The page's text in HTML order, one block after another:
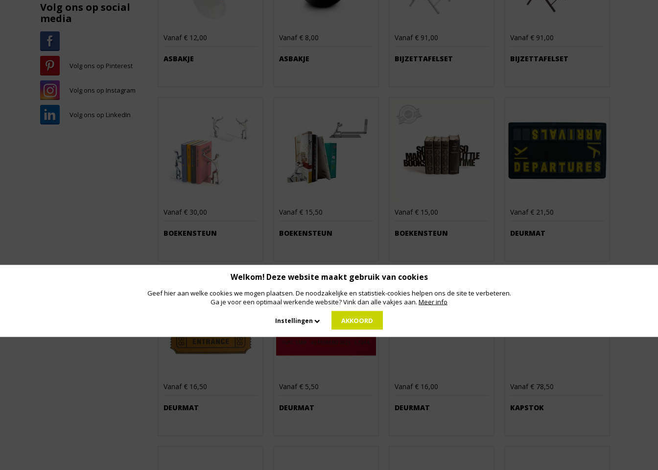
Volg ons op social
media
Volg ons op Pinterest
Volg ons op Instagram
Volg ons op LinkedIn
Vanaf € 12,00
ASBAKJE
Vanaf € 8,00
ASBAKJE
Vanaf € 91,00
BIJZETTAFELSET
Vanaf € 91,00
BIJZETTAFELSET
Vanaf € 30,00
BOEKENSTEUN
Vanaf € 15,50
BOEKENSTEUN
Vanaf € 15,00
BOEKENSTEUN
Vanaf € 21,50
DEURMAT
Vanaf € 16,50
DEURMAT
Vanaf € 5,50
DEURMAT
Vanaf € 16,00
DEURMAT
Vanaf € 78,50
KAPSTOK
Welkom! Deze website maakt gebruik van cookies
Geef hier aan welke cookies we mogen plaatsen. De noodzakelijke en statistiek-cookies helpen ons de site te verbeteren.
Ga je voor een optimaal werkende website? Vink dan alle vakjes aan. Meer info
Instellingen AKKOORD